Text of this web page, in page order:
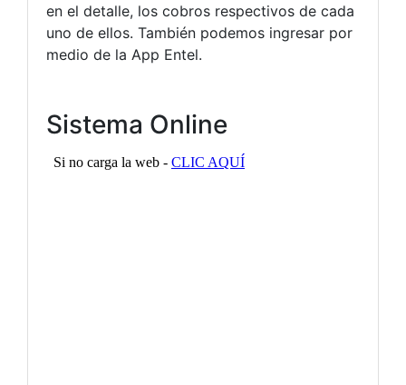
en el detalle, los cobros respectivos de cada
uno de ellos. También podemos ingresar por
medio de la App Entel.
Sistema Online